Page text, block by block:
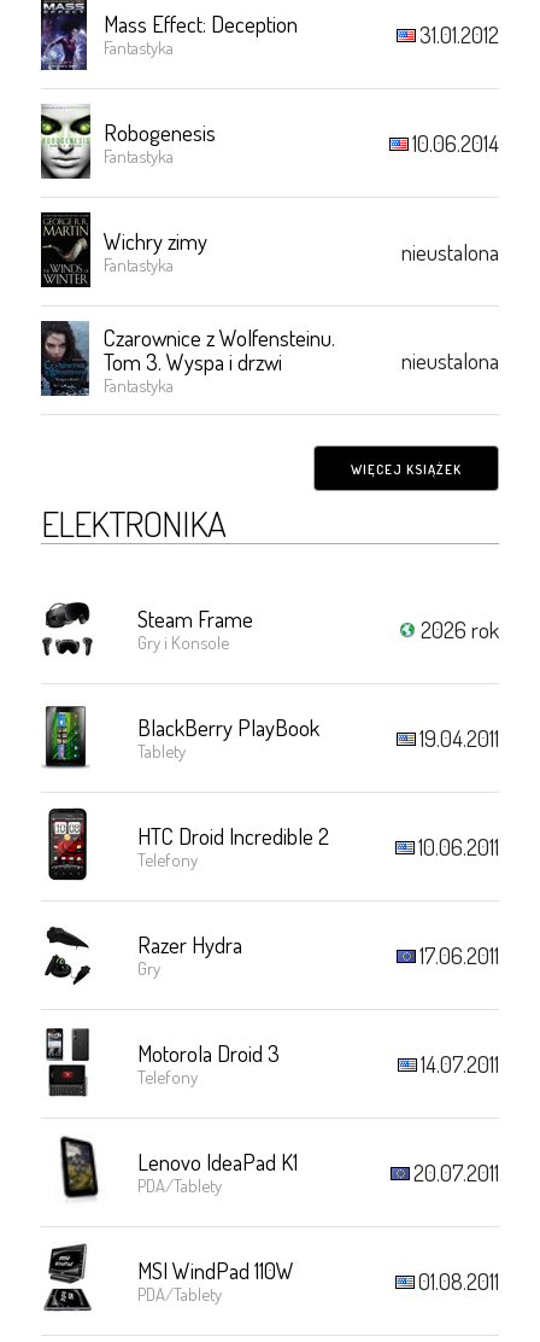
Mass Effect: Deception
Fantastyka 31.01.2012
Robogenesis
Fantastyka 10.06.2014
Wichry zimy
Fantastyka nieustalona
Czarownice z Wolfensteinu.
Tom 3. Wyspa i drzwi
Fantastyka
nieustalona
WIĘCEJ KSIĄŻEK
ELEKTRONIKA
Steam Frame
Gry i Konsole 2026 rok
BlackBerry PlayBook
Tablety 19.04.2011
HTC Droid Incredible 2
Telefony 10.06.2011
Razer Hydra
Gry 17.06.2011
Motorola Droid 3
Telefony 14.07.2011
Lenovo IdeaPad K1
PDA/Tablety 20.07.2011
MSI WindPad 110W
PDA/Tablety 01.08.2011